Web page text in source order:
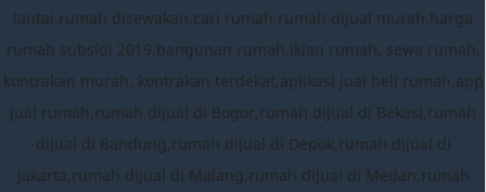
lantai,rumah disewakan,cari rumah,rumah dijual murah,harga
rumah subsidi 2019,bangunan rumah,iklan rumah, sewa rumah,
kontrakan murah, kontrakan terdekat,aplikasi jual beli rumah,app
jual rumah,rumah dijual di Bogor,rumah dijual di Bekasi,rumah
dijual di Bandung,rumah dijual di Depok,rumah dijual di
Jakarta,rumah dijual di Malang,rumah dijual di Medan,rumah